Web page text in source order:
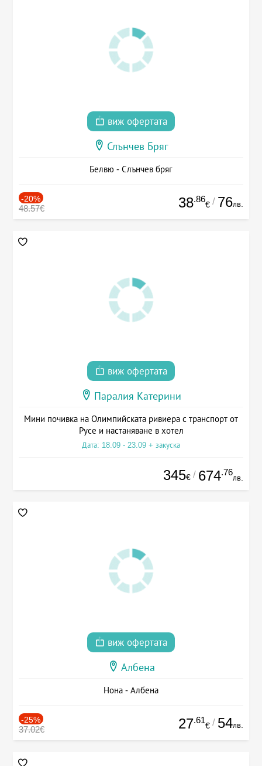
виж офертата
Слънчев Бряг
Белвю - Слънчев бряг
-20%
48.57€ 38.86
€ / 76лв.
виж офертата
Паралия Катерини
Мини почивка на Олимпийската ривиера с транспорт от
Русе и настаняване в хотел
Дата: 18.09 - 23.09 + закуска
345€ / 674.76
лв.
виж офертата
Албена
Нона - Албена
-25%
37.02€ 27.61
€ / 54лв.